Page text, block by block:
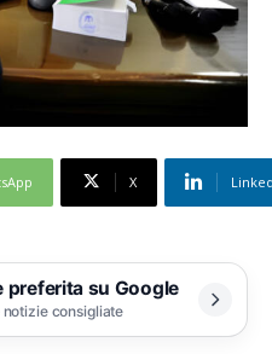
X
su Google
consigliate